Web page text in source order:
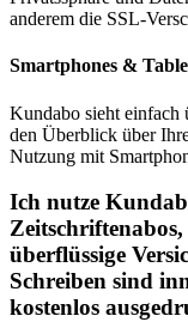
anderem die SSL-
Smartphones &
Kundabo sieht einfach
den Überblick über
Nutzung mit
Ich nutze
überflüssige
Schreiben sind
kostenlos